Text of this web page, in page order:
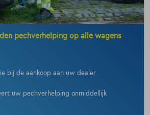
pechverhelping op alle wagens
bij de aankoop aan uw dealer
uw pechverhelping onmiddellijk